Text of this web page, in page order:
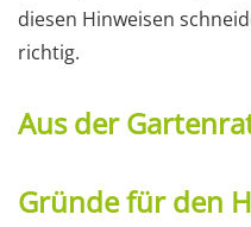
diesen Hinweisen
richtig.
Aus der
Gründe für den